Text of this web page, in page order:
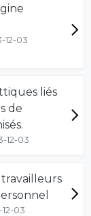
12-03
liés
de
12-03
travailleurs
03